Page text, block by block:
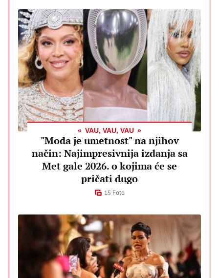
VAU, VAU, VAU
"Moda je umetnost" na njihov
način: Najimpresivnija izdanja sa
Met gale 2026. o kojima će se
pričati dugo
15 Foto